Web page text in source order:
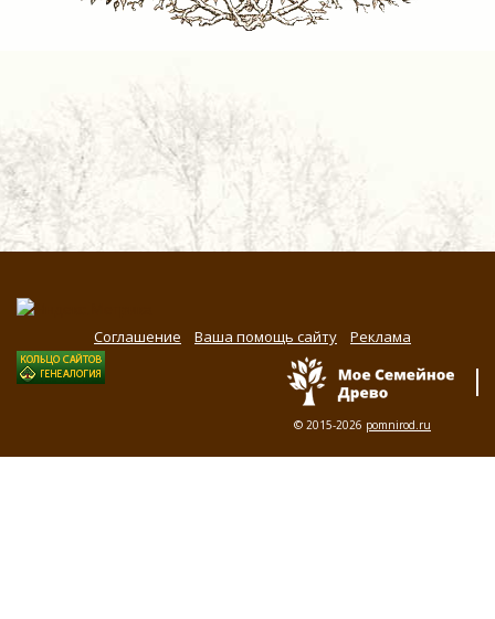
Соглашение Ваша помощь сайту Реклама
© 2015-2026 pomnirod.ru